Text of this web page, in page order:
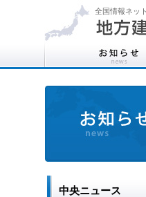
全国情報ネッ
中央ニュース